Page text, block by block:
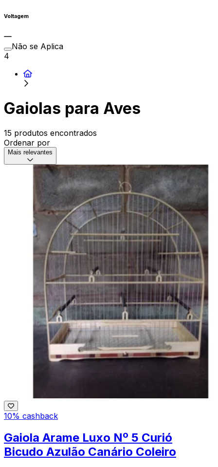
Voltagem
Não se Aplica
4
Gaiolas para Aves
15 produtos encontrados
Ordenar por
Mais relevantes
10% cashback
Gaiola Arame Luxo Nº 5 Curió
Bicudo Azulão Canário Coleiro